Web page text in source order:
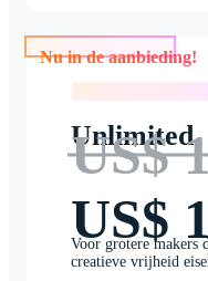
Nu in de aanbieding!
Unlimited
US$
US$
Voor grotere makers
creatieve vrijheid